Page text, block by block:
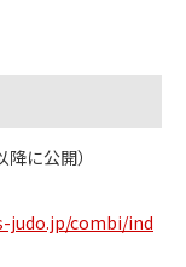
に公開）
judo.jp/combi/ind